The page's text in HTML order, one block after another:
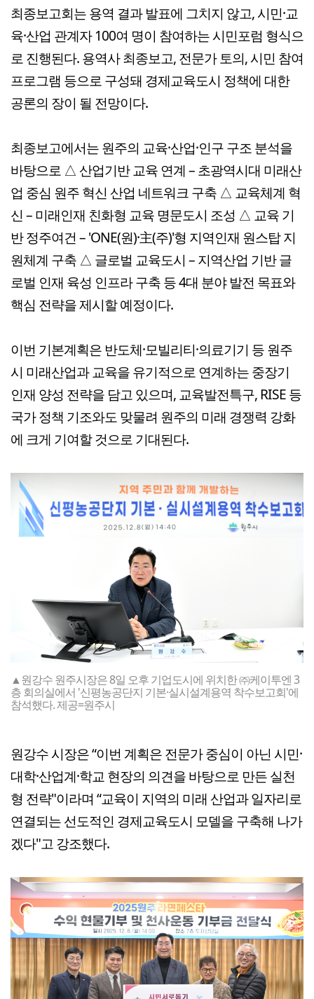
최종보고회는 용역 결과 발표에 그치지 않고, 시민·교
육·산업 관계자 100여 명이 참여하는 시민포럼 형식으
로 진행된다. 용역사 최종보고, 전문가 토의, 시민 참여
프로그램 등으로 구성돼 경제교육도시 정책에 대한
공론의 장이 될 전망이다.
최종보고에서는 원주의 교육·산업·인구 구조 분석을
바탕으로 △ 산업기반 교육 연계 – 초광역시대 미래산
업 중심 원주 혁신 산업 네트워크 구축 △ 교육체계 혁
신 – 미래인재 친화형 교육 명문도시 조성 △ 교육 기
반 정주여건 – 'ONE(원)·主(주)'형 지역인재 원스탑 지
원체계 구축 △ 글로벌 교육도시 – 지역산업 기반 글
로벌 인재 육성 인프라 구축 등 4대 분야 발전 목표와
핵심 전략을 제시할 예정이다.
이번 기본계획은 반도체·모빌리티·의료기기 등 원주
시 미래산업과 교육을 유기적으로 연계하는 중장기
인재 양성 전략을 담고 있으며, 교육발전특구, RISE 등
국가 정책 기조와도 맞물려 원주의 미래 경쟁력 강화
에 크게 기여할 것으로 기대된다.
▲원강수 원주시장은 8일 오후 기업도시에 위치한 ㈜케이투엔 3
층 회의실에서 '신평농공단지 기본·실시설계용역 착수보고회'에
참석했다. 제공=원주시
원강수 시장은 “이번 계획은 전문가 중심이 아닌 시민·
대학·산업계·학교 현장의 의견을 바탕으로 만든 실천
형 전략"이라며 “교육이 지역의 미래 산업과 일자리로
연결되는 선도적인 경제교육도시 모델을 구축해 나가
겠다"고 강조했다.